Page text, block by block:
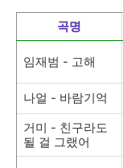
곡명
임재범 - 고해
나얼 - 바람기억
거미 - 친구라도
될 걸 그랬어